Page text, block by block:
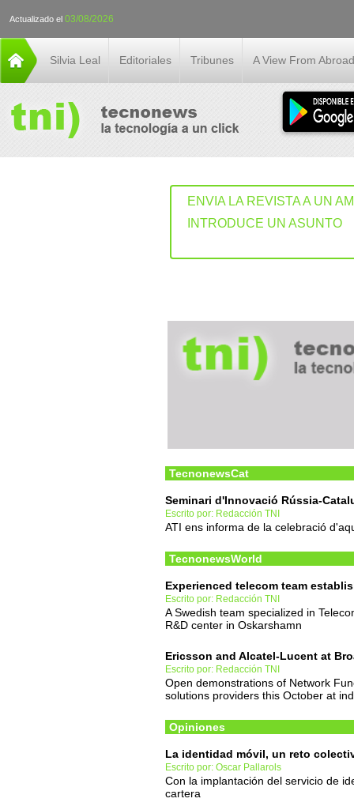
Actualizado el 03/08/2026
Silvia Leal Editoriales Tribunes A View From Abroad
ENVIA LA REVISTA A UN
INTRODUCE UN ASUNTO
TecnonewsCat
Seminari d'Innovació Rússia-
Escrito por: Redacción TNI
ATI ens informa de la celebració
TecnonewsWorld
Experienced telecom team
Escrito por: Redacción TNI
A Swedish team specialized in
R&D center in Oskarshamn
Ericsson and Alcatel-Lucent at
Escrito por: Redacción TNI
Open demonstrations of Network
solutions providers this October at
Opiniones
La identidad móvil, un reto
Escrito por: Oscar Pallarols
Con la implantación del servicio de
cartera